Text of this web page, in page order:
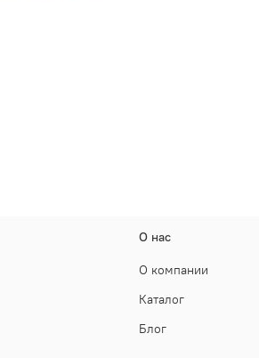
О нас
О компании
Каталог
Блог